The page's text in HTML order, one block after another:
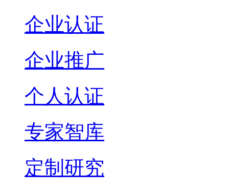
企业认证
企业推广
个人认证
专家智库
定制研究